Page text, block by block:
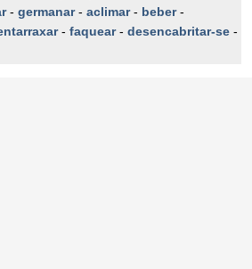
- germanar- aclimar- beber-
- faquear- desencabritar-se -